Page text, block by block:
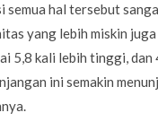
semua hal tersebut
yang lebih miskin juga
5,8 kali lebih tinggi,
ini semakin